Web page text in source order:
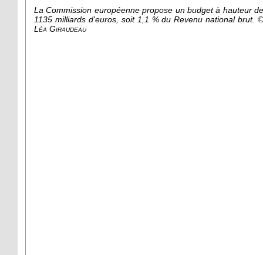
La Commission européenne propose un budget à hauteur de
1135 milliards d'euros, soit 1,1 % du Revenu national brut.
Léa Giraudeau